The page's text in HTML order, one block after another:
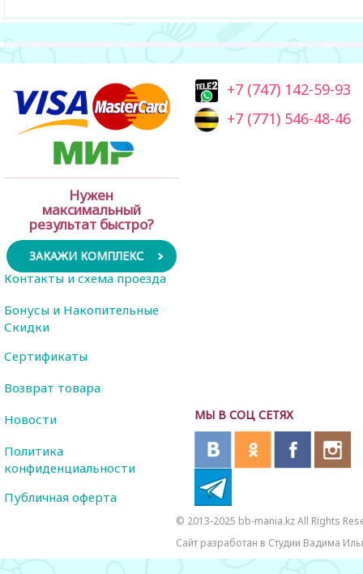
Нужен
максимальный
результат быстро?
ЗАКАЖИ КОМПЛЕКС
+7 (747) 142-59-93
+7 (771) 546-48-46
МЫ В СОЦ СЕТЯХ
Контакты и схема проезда
Бонусы и Накопительные
Скидки
Сертификаты
Возврат товара
Новости
Политика
конфиденциальности
Публичная оферта
© 2013-2025 bb-mania.kz All Rights
Сайт разработан в Студии Вадима